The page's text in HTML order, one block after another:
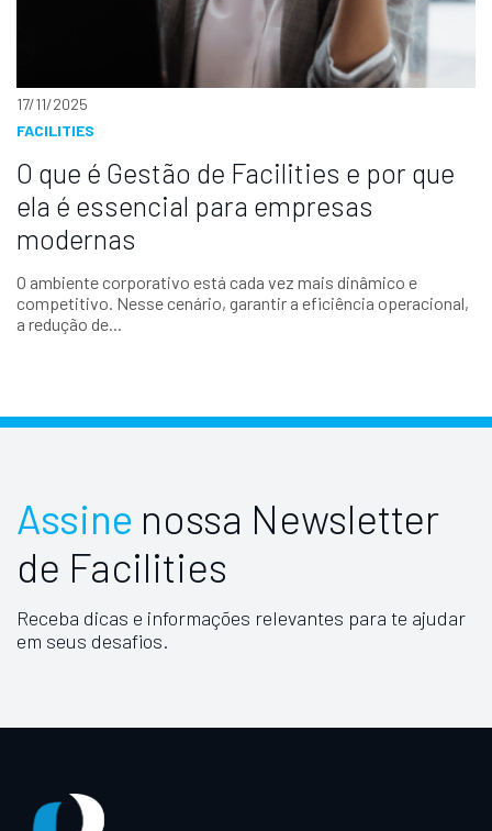
17/11/2025
FACILITIES
O que é Gestão de Facilities e por que
ela é essencial para empresas
modernas
O ambiente corporativo está cada vez mais dinâmico e
competitivo. Nesse cenário, garantir a eficiência operacional,
a redução de...
Assine nossa Newsletter
de Facilities
Receba dicas e informações relevantes para te ajudar
em seus desafios.